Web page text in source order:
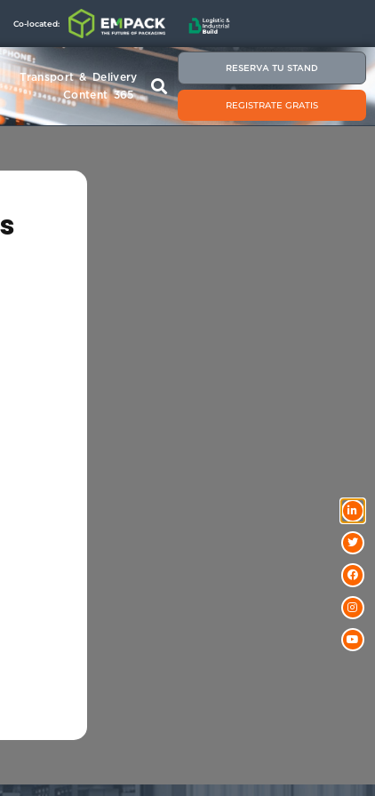
Co-located:
Transport & Delivery
Content 365
RESERVA TU STAND
REGISTRATE GRATIS